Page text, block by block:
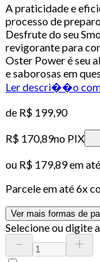
A praticidade e
processo de
Desfrute do seu
revigorante para
Oster Power é seu
e saborosas em
Ler descri��o
de R$ 199,90
R$ 170,89no PIX
ou R$ 179,89em até
Parcele em até6x
Ver mais formas de
Selecione ou digite